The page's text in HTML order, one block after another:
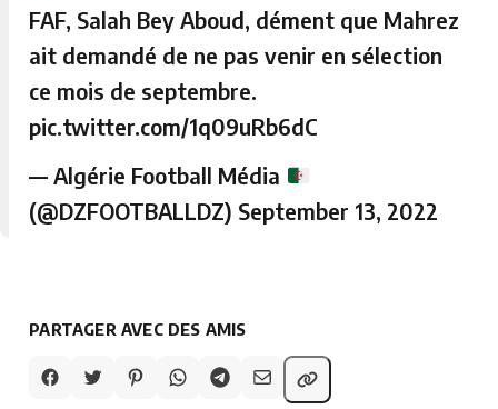
FAF, Salah Bey Aboud, dément que Mahrez
ait demandé de ne pas venir en sélection
ce mois de septembre.
pic.twitter.com/1q09uRb6dC
— Algérie Football Média
(@DZFOOTBALLDZ) September 13, 2022
PARTAGER AVEC DES AMIS